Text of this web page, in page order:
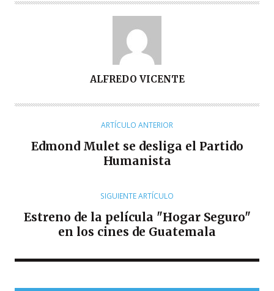
T
ALFREDO VICENTE
ARTÍCULO ANTERIOR
Edmond Mulet se desliga el Partido
Humanista
SIGUIENTE ARTÍCULO
Estreno de la película "Hogar Seguro"
en los cines de Guatemala